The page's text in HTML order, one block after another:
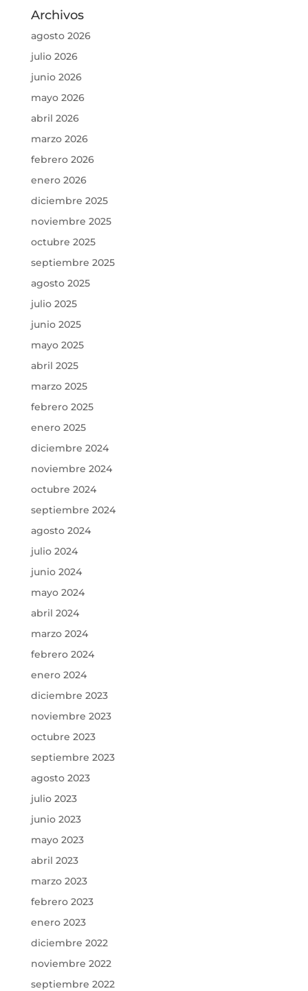
Archivos
agosto 2026
julio 2026
junio 2026
mayo 2026
abril 2026
marzo 2026
febrero 2026
enero 2026
diciembre 2025
noviembre 2025
octubre 2025
septiembre 2025
agosto 2025
julio 2025
junio 2025
mayo 2025
abril 2025
marzo 2025
febrero 2025
enero 2025
diciembre 2024
noviembre 2024
octubre 2024
septiembre 2024
agosto 2024
julio 2024
junio 2024
mayo 2024
abril 2024
marzo 2024
febrero 2024
enero 2024
diciembre 2023
noviembre 2023
octubre 2023
septiembre 2023
agosto 2023
julio 2023
junio 2023
mayo 2023
abril 2023
marzo 2023
febrero 2023
enero 2023
diciembre 2022
noviembre 2022
septiembre 2022